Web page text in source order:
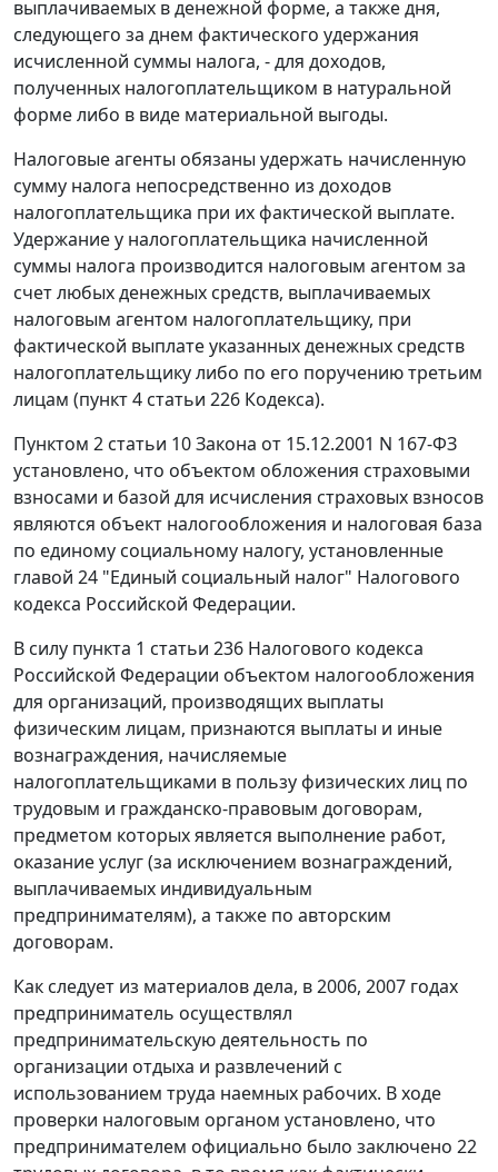
выплачиваемых в денежной форме, а также дня,
следующего за днем фактического удержания
исчисленной суммы налога, - для доходов,
полученных налогоплательщиком в натуральной
форме либо в виде материальной выгоды.
Налоговые агенты обязаны удержать начисленную
сумму налога непосредственно из доходов
налогоплательщика при их фактической выплате.
Удержание у налогоплательщика начисленной
суммы налога производится налоговым агентом за
счет любых денежных средств, выплачиваемых
налоговым агентом налогоплательщику, при
фактической выплате указанных денежных средств
налогоплательщику либо по его поручению третьим
лицам (пункт 4 статьи 226 Кодекса).
Пунктом 2 статьи 10Закона от 15.12.2001 N 167-ФЗ
установлено, что объектом обложения страховыми
взносами и базой для исчисления страховых взносов
являются объект налогообложения и налоговая база
по единому социальному налогу, установленные
главой 24 "Единый социальный налог" Налогового
кодекса Российской Федерации.
В силу пункта 1 статьи 236 Налогового кодекса
Российской Федерации объектом налогообложения
для организаций, производящих выплаты
физическим лицам, признаются выплаты и иные
вознаграждения, начисляемые
налогоплательщиками в пользу физических лиц по
трудовым и гражданско-правовым договорам,
предметом которых является выполнение работ,
оказание услуг (за исключением вознаграждений,
выплачиваемых индивидуальным
предпринимателям), а также по авторским
договорам.
Как следует из материалов дела, в 2006, 2007 годах
предприниматель осуществлял
предпринимательскую деятельность по
организации отдыха и развлечений с
использованием труда наемных рабочих. В ходе
проверки налоговым органом установлено, что
предпринимателем официально было заключено 22